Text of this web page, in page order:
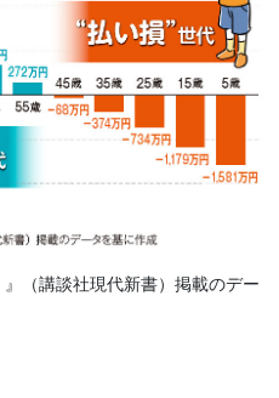
（講談社現代新書）掲載のデー